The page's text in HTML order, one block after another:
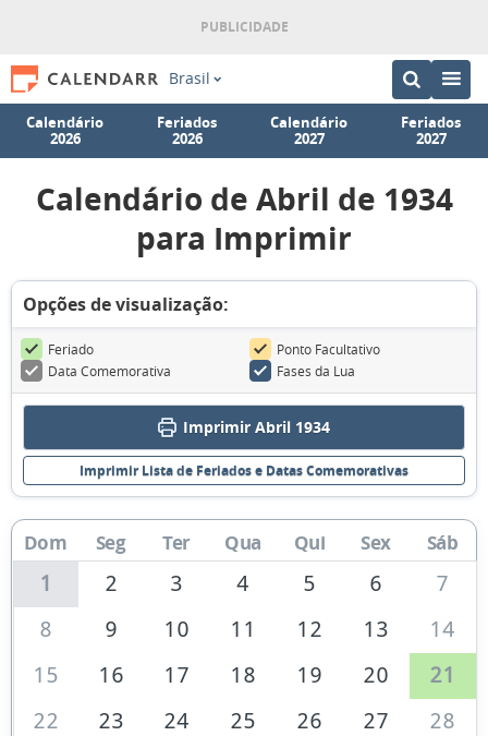
Brasil
Calendário
2026
Feriados
2026
Calendário
2027
Feriados
2027
Calendário de Abril de 1934
para Imprimir
Opções de visualização:
Feriado
Ponto Facultativo
Data Comemorativa
Fases da Lua
Imprimir Abril 1934
Imprimir Lista de Feriados e Datas Comemorativas
Dom Seg Ter Qua Qui Sex Sáb
1 2 3 4 5 6
7
8
9 10 11 12 13
14
15
16 17 18 19 20
21
22
23 24 25 26 27
28